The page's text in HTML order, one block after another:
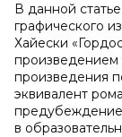
В данной
графического
Хайески
произведением
произведения
эквивалент
в